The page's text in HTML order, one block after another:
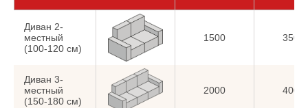
Диван 2-
местный
(100-120 см)
1500 3500
Диван 3-
местный
(150-180 см)
2000 4000